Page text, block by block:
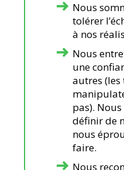
Nous
tolérer
à nos
Nous
une
autres (les
pas).
définir de
nous
faire.
Nous